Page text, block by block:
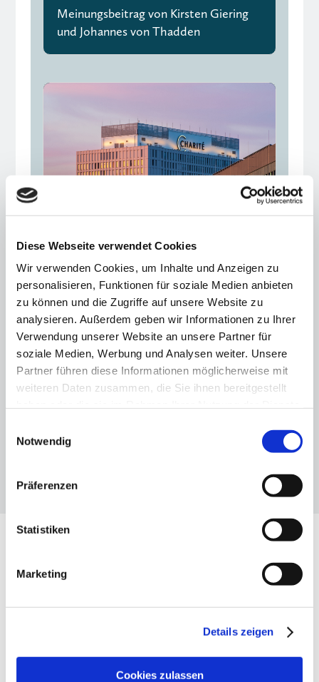
Diese Webseite verwendet Cookies
Wir verwenden Cookies, um Inhalte und Anzeigen zu
personalisieren, Funktionen für soziale Medien anbieten
zu können und die Zugriffe auf unsere Website zu
analysieren. Außerdem geben wir Informationen zu Ihrer
Verwendung unserer Website an unsere Partner für
soziale Medien, Werbung und Analysen weiter. Unsere
Partner führen diese Informationen möglicherweise mit
weiteren Daten zusammen, die Sie ihnen bereitgestellt
Notwendig
Präferenzen
Statistiken
Marketing
Details zeigen
Cookies zulassen
Meinungsbeitrag von Kirsten Giering
und Johannes von Thadden
Berlin Europas
Gesundheitshauptstadt
24.09.25
VBKI-Gesundheitsausschuss stellt
Aktionsplan vor und lanciert „Berlin
Health Map“
Die drei Dimensionen des VBKI